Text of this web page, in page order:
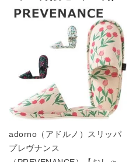
adorno（アドルノ）スリッパ
プレヴナンス